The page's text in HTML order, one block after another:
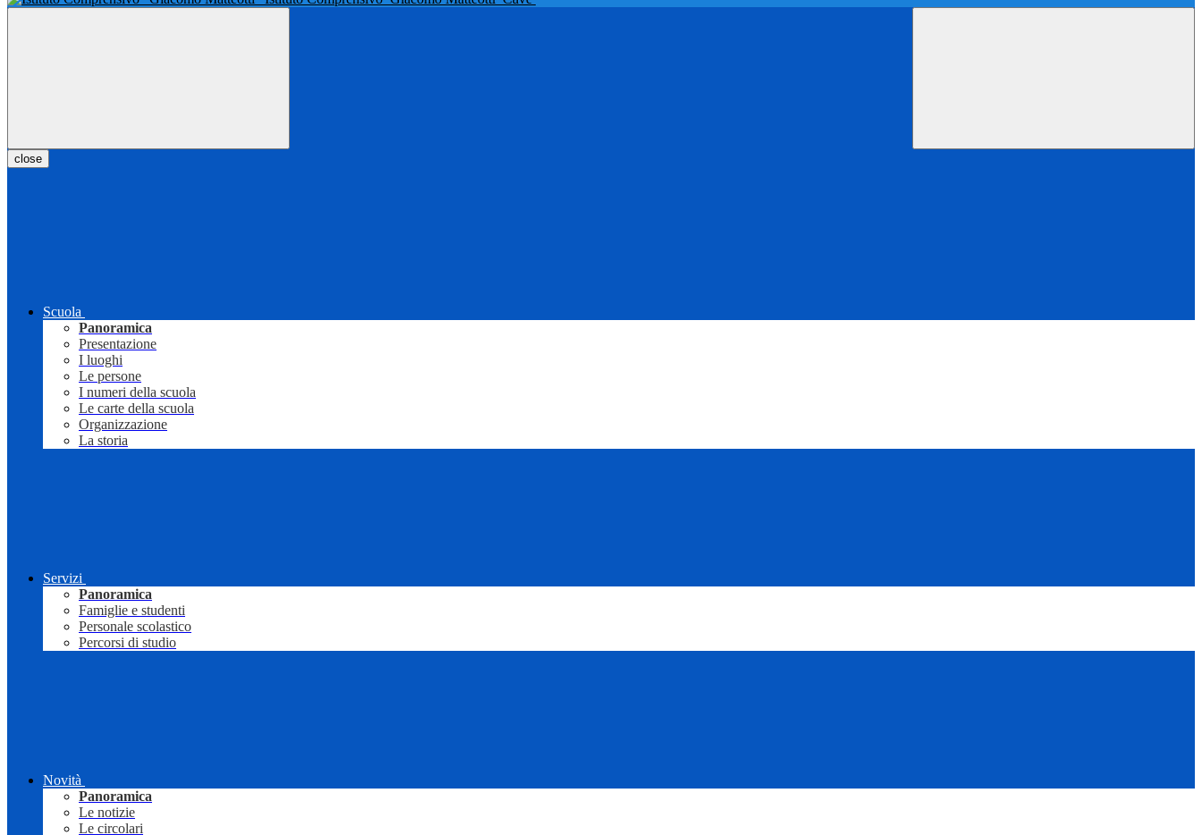
close
Scuola
Panoramica
Presentazione
I luoghi
Le persone
I numeri della scuola
Le carte della scuola
Organizzazione
La storia
Servizi
Panoramica
Famiglie e studenti
Personale scolastico
Percorsi di studio
Novità
Panoramica
Le notizie
Le circolari